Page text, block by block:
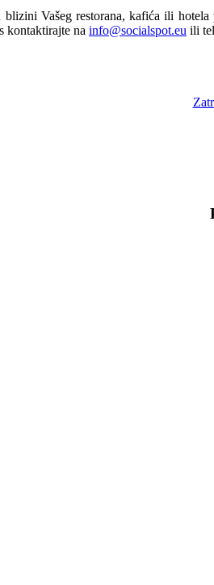
Vašeg restorana, kafića ili hotela
kontaktirajte na info@socialspot.eu ili